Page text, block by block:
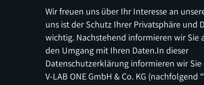
Wir freuen uns über Ihr Interesse an
uns ist der Schutz Ihrer Privatsphäre und
wichtig. Nachstehend informieren wir Sie
den Umgang mit Ihren Daten.In dieser
Datenschutzerklärung informieren wir
V-LAB ONE GmbH & Co. KG (nachfolgend